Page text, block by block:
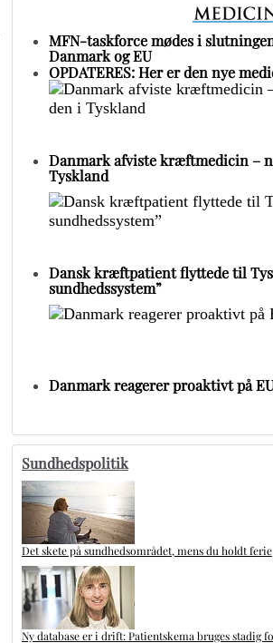
MFN-taskforce mødes i
Danmark og EU
OPDATERES: Her er den nye
Danmark afviste kræftmedicin –
Tyskland
Dansk kræftpatient flyttede til
sundhedssystem”
Danmark reagerer proaktivt på
Sundhedspolitik
Det skete på sundhedsområdet, mens du holdt ferie
Ny database er i drift: Patientskema bruges stadig